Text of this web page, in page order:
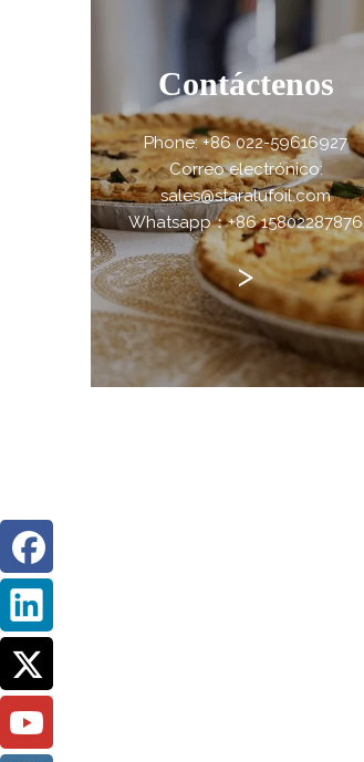
Contáctenos
Phone: +86 022-59616927
Correo electrónico:
sales@staralufoil.com
Whatsapp：+86 15802287876
>